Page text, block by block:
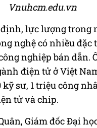
Vnuhcm.edu.vn
lực lượng trong
nghệ có nhiều
nghiệp bán dẫn.
điện tử ở Việt
sư, 1 triệu công
tử và chip.
Giám đốc Đại